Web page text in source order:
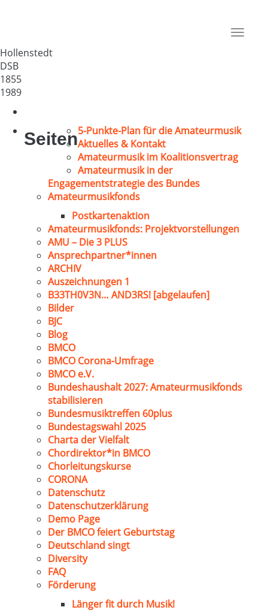
Toggle
Hollenstedt
DSB
1855
1989
Seiten5-Punkte-Plan für die Amateurmusik
Aktuelles & Kontakt
Amateurmusik im Koalitionsvertrag
Amateurmusik in der
Engagementstrategie des Bundes
Amateurmusikfonds
Postkartenaktion
Amateurmusikfonds: Projektvorstellungen
AMU – Die 3 PLUS
Ansprechpartner*innen
ARCHIV
Auszeichnungen 1
B33TH0V3N… AND3RS! [abgelaufen]
Bilder
BJC
Blog
BMCO
BMCO Corona-Umfrage
BMCO e.V.
Bundeshaushalt 2027: Amateurmusikfonds
stabilisieren
Bundesmusiktreffen 60plus
Bundestagswahl 2025
Charta der Vielfalt
Chordirektor*in BMCO
Chorleitungskurse
CORONA
Datenschutz
Datenschutzerklärung
Demo Page
Der BMCO feiert Geburtstag
Deutschland singt
Diversity
FAQ
Förderung
Länger fit durch Musik!